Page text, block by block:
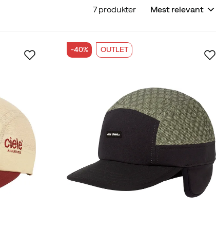
7 produkter Mest relevant
-40% OUTLET